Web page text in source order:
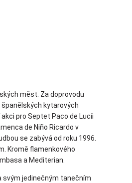
měst. Za doprovodu
kytarových
pro Septet Paco de Lucíi
de Niño Ricardo v
se zabývá od roku 1996.
Kromě flamenkového
a Mediterian.
svým jedinečným tanečním